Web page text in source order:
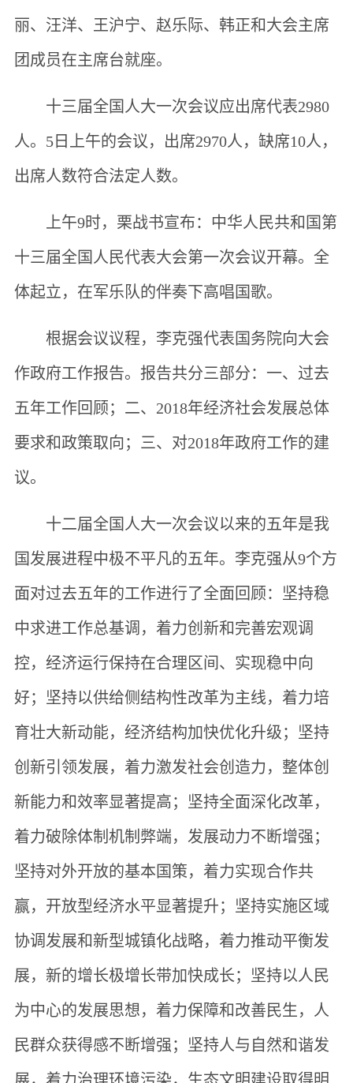
丽、汪洋、王沪宁、赵乐际、韩正和大会主席
团成员在主席台就座。
十三届全国人大一次会议应出席代表2980
人。5日上午的会议，出席2970人，缺席10人，
出席人数符合法定人数。
上午9时，栗战书宣布：中华人民共和国第
十三届全国人民代表大会第一次会议开幕。全
体起立，在军乐队的伴奏下高唱国歌。
根据会议议程，李克强代表国务院向大会
作政府工作报告。报告共分三部分：一、过去
五年工作回顾；二、2018年经济社会发展总体
要求和政策取向；三、对2018年政府工作的建
议。
十二届全国人大一次会议以来的五年是我
国发展进程中极不平凡的五年。李克强从9个方
面对过去五年的工作进行了全面回顾：坚持稳
中求进工作总基调，着力创新和完善宏观调
控，经济运行保持在合理区间、实现稳中向
好；坚持以供给侧结构性改革为主线，着力培
育壮大新动能，经济结构加快优化升级；坚持
创新引领发展，着力激发社会创造力，整体创
新能力和效率显著提高；坚持全面深化改革，
着力破除体制机制弊端，发展动力不断增强；
坚持对外开放的基本国策，着力实现合作共
赢，开放型经济水平显著提升；坚持实施区域
协调发展和新型城镇化战略，着力推动平衡发
展，新的增长极增长带加快成长；坚持以人民
为中心的发展思想，着力保障和改善民生，人
民群众获得感不断增强；坚持人与自然和谐发
展，着力治理环境污染，生态文明建设取得明